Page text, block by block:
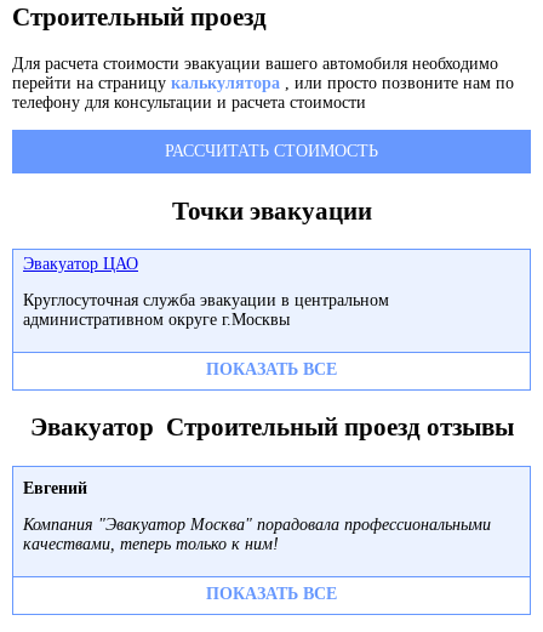
Строительный проезд
Для расчета стоимости эвакуации вашего автомобиля необходимо
перейти на страницу калькулятора , или просто позвоните нам по
телефону для консультации и расчета стоимости
РАССЧИТАТЬ СТОИМОСТЬ
Точки эвакуации
Эвакуатор ЦАО
Круглосуточная служба эвакуации в центральном
административном округе г.Москвы
ПОКАЗАТЬ ВСЕ
Эвакуатор Строительный проезд отзывы
Евгений
Компания "Эвакуатор Москва" порадовала профессиональными
качествами, теперь только к ним!
ПОКАЗАТЬ ВСЕ